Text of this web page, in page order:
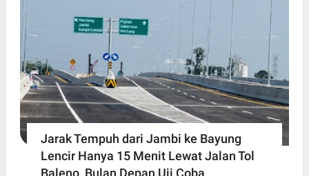
Jarak Tempuh dari Jambi ke Bayung
Lencir Hanya 15 Menit Lewat Jalan Tol
Baleno, Bulan Depan Uji Coba